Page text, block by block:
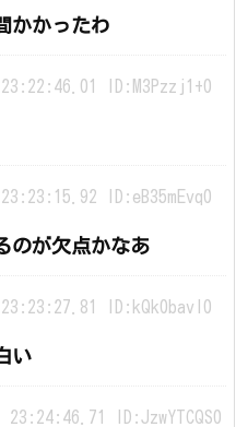
かかったわ
ID:M3Pzzj1+0
ID:eB35mEvq0
のが欠点かなあ
ID:kQk0bavI0
い
ID:JzwYTCQS0